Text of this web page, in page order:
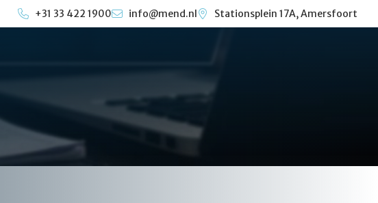
+31 33 422 1900 info@mend.nl Stationsplein 17A, Amersfoort